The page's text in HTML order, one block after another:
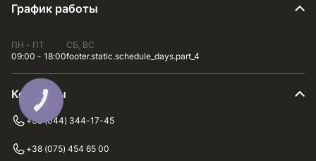
График работы
ПН - ПТ
09:00 - 18:00
СБ, ВС
footer.static.schedule_days.part_4
Контакты
+38 (044) 344-17-45
+38 (075) 454 65 00
КНОПКА
ЗВ'ЯЗКУ